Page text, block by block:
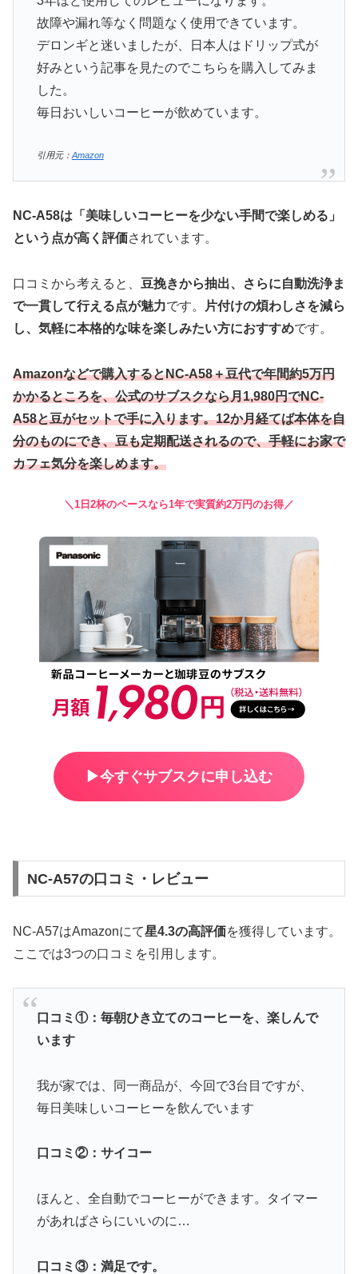
故障や漏れ等なく問題なく使用できています。
デロンギと迷いましたが、日本人はドリップ式が
好みという記事を見たのでこちらを購入してみま
した。
毎日おいしいコーヒーが飲めています。
引用元： Amazon
NC-A58は「美味しいコーヒーを少ない手間で楽しめる」
という点が高く評価されています。
口コミから考えると、 豆挽きから抽出、さらに自動洗浄ま
で一貫して行える点が魅力です。
片付けの煩わしさを減ら
し、気軽に本格的な味を楽しみたい方におすすめです。
Amazonなどで購入するとNC-A58＋豆代で年間約5万円
かかるところを、公式のサブスクなら月1,980円でNC-
A58と豆がセットで手に入ります。12か月経てば本体を自
分のものにでき、豆も定期配送されるので、手軽にお家で
カフェ気分を楽しめます。
＼1日2杯のペースなら1年で実質約2万円のお得／
▶︎今すぐサブスクに申し込む
NC-A57の口コミ・レビュー
NC-A57はAmazonにて星4.3の高評価を獲得しています。
ここでは3つの口コミを引用します。
口コミ①：毎朝ひき立てのコーヒーを、楽しんで
います
我が家では、同一商品が、今回で3台目ですが、
毎日美味しいコーヒーを飲んでいます
口コミ②：サイコー
ほんと、全自動でコーヒーができます。タイマー
があればさらにいいのに…
口コミ③：満足です。